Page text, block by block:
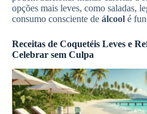
opções mais leves, como saladas,
consumo consciente de álcool é
Receitas de Coquetéis Leves e
Celebrar sem Culpa